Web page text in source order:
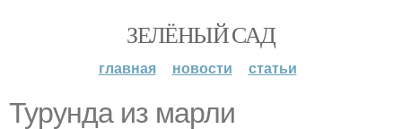
ЗЕЛЁНЫЙ САД
главная новости статьи
Турунда из марли